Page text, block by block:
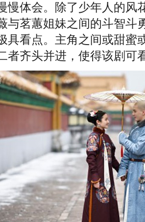
慢体会。除了少年人的风
与茗蕙姐妹之间的斗智斗
具看点。主角之间或甜蜜
者齐头并进，使得该剧可